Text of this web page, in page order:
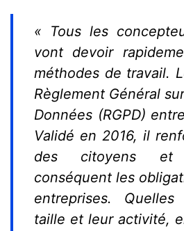
« Tous les
vont devoir
méthodes de travail.
Règlement Général
Données (RGPD)
Validé en 2016, il
des citoyens et
conséquent les
entreprises.
taille et leur activité,